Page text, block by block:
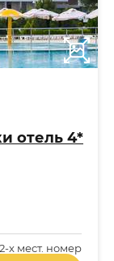
отель 4*
2-x мест. номер